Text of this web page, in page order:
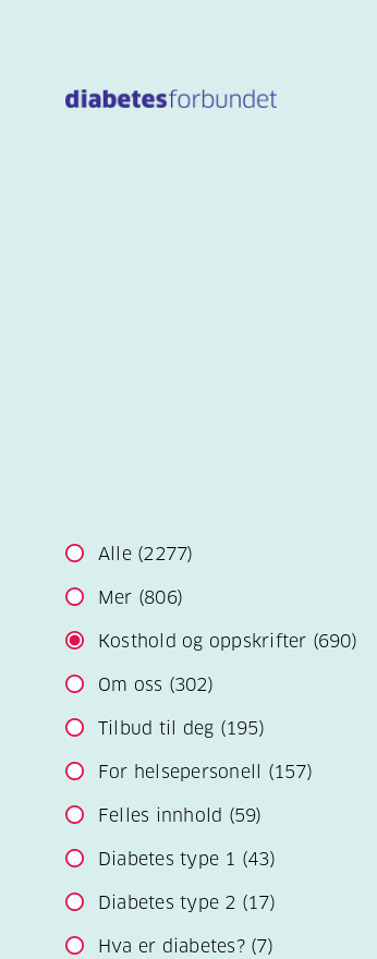
Alle (2277)
Mer (806)
Kosthold og oppskrifter (690)
Om oss (302)
Tilbud til deg (195)
For helsepersonell (157)
Felles innhold (59)
Diabetes type 1 (43)
Diabetes type 2 (17)
Hva er diabetes? (7)